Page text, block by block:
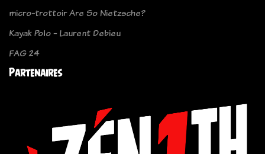
micro-trottoir Are So Nietzsche?
Kayak Polo - Laurent Debieu
FAG 24
Partenaires